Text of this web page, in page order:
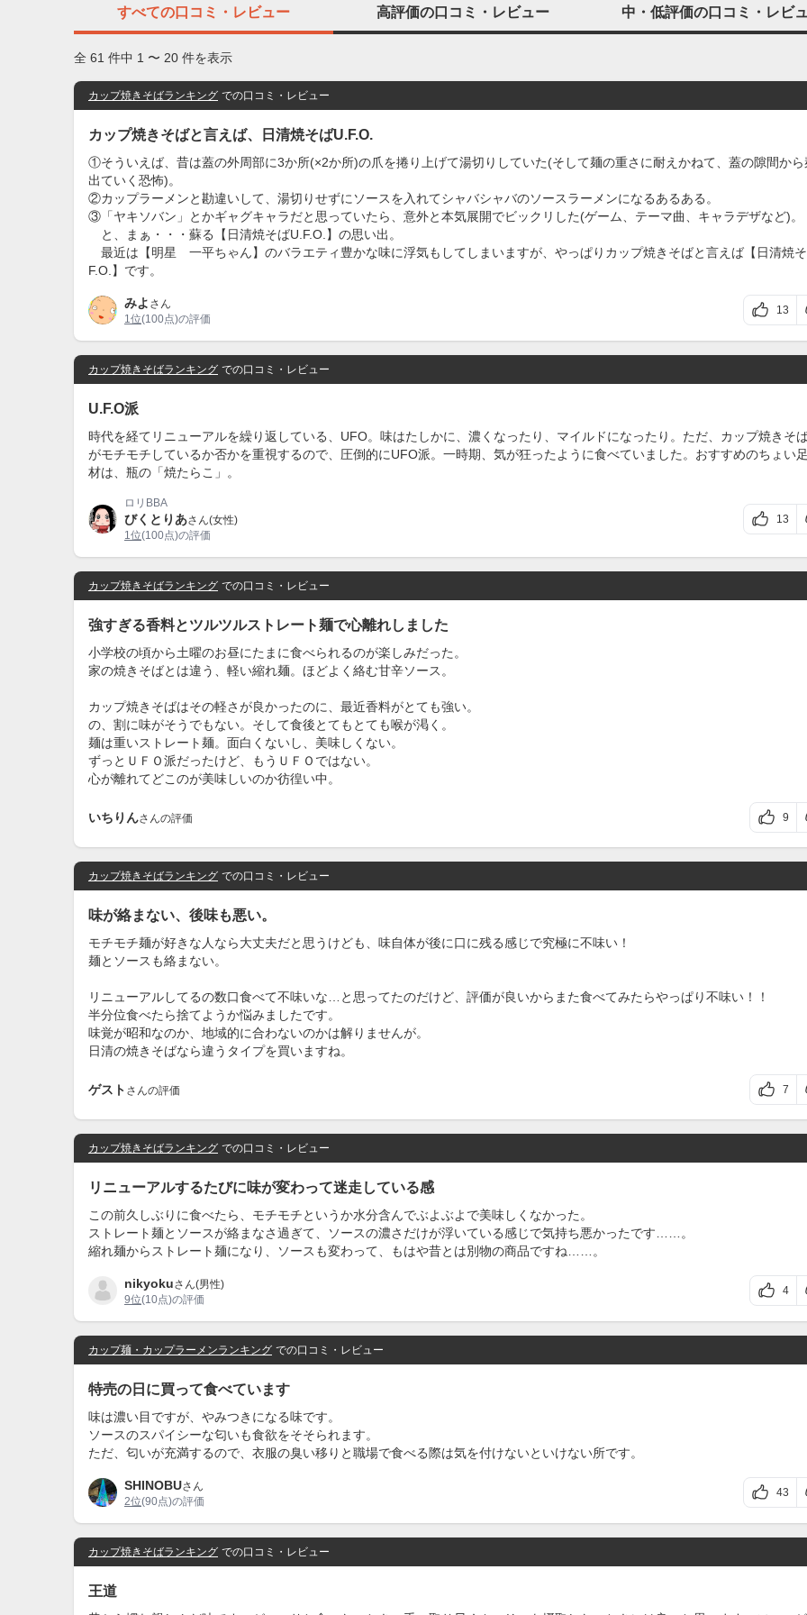
すべての口コミ・レビュー 高評価の口コミ・レビュー 中・低評価の口コミ・レビ
全 61 件中 1 〜 20 件を表示
カップ焼きそばランキング での口コミ・レビュー
カップ焼きそばと言えば、日清焼そばU.F.O.
①そういえば、昔は蓋の外周部に3か所(×2か所)の爪を捲り上げて湯切りしていた(そして麺の重さに耐えかねて、蓋の隙間から
出ていく恐怖)。
②カップラーメンと勘違いして、湯切りせずにソースを入れてシャバシャバのソースラーメンになるあるある。
③「ヤキソバン」とかギャグキャラだと思っていたら、意外と本気展開でビックリした(ゲーム、テーマ曲、キャラデザなど)。
と、まぁ・・・蘇る【日清焼そばU.F.O.】の思い出。
最近は【明星 一平ちゃん】のバラエティ豊かな味に浮気もしてしまいますが、やっぱりカップ焼きそばと言えば【日清焼そ
F.O.】です。
みよ さん
1位(100点)の評価
13
カップ焼きそばランキング での口コミ・レビュー
U.F.O派
時代を経てリニューアルを繰り返している、UFO。味はたしかに、濃くなったり、マイルドになったり。ただ、カップ焼きそ
がモチモチしているか否かを重視するので、圧倒的にUFO派。一時期、気が狂ったように食べていました。おすすめのちょい
材は、瓶の「焼たらこ」。
ロリBBA
びくとりあさん(女性)
1位(100点)の評価
13
カップ焼きそばランキング での口コミ・レビュー
強すぎる香料とツルツルストレート麺で心離れしました
小学校の頃から土曜のお昼にたまに食べられるのが楽しみだった。
家の焼きそばとは違う、軽い縮れ麺。ほどよく絡む甘辛ソース。
カップ焼きそばはその軽さが良かったのに、最近香料がとても強い。
の、割に味がそうでもない。そして食後とてもとても喉が渇く。
麺は重いストレート麺。面白くないし、美味しくない。
ずっとＵＦＯ派だったけど、もうＵＦＯではない。
心が離れてどこのが美味しいのか彷徨い中。
いちりんさんの評価 9
カップ焼きそばランキング での口コミ・レビュー
味が絡まない、後味も悪い。
モチモチ麺が好きな人なら大丈夫だと思うけども、味自体が後に口に残る感じで究極に不味い！
麺とソースも絡まない。
リニューアルしてるの数口食べて不味いな…と思ってたのだけど、評価が良いからまた食べてみたらやっぱり不味い！！
半分位食べたら捨てようか悩みましたです。
味覚が昭和なのか、地域的に合わないのかは解りませんが。
日清の焼きそばなら違うタイプを買いますね。
ゲスト さんの評価 7
カップ焼きそばランキング での口コミ・レビュー
リニューアルするたびに味が変わって迷走している感
この前久しぶりに食べたら、モチモチというか水分含んでぶよぶよで美味しくなかった。
ストレート麺とソースが絡まなさ過ぎて、ソースの濃さだけが浮いている感じで気持ち悪かったです……。
縮れ麺からストレート麺になり、ソースも変わって、もはや昔とは別物の商品ですね……。
nikyokuさん(男性)
9位(10点)の評価
4
カップ麺・カップラーメンランキング での口コミ・レビュー
特売の日に買って食べています
味は濃い目ですが、やみつきになる味です。
ソースのスパイシーな匂いも食欲をそそられます。
ただ、匂いが充満するので、衣服の臭い移りと職場で食べる際は気を付けないといけない所です。
SHINOBUさん
2位(90点)の評価
43
カップ焼きそばランキング での口コミ・レビュー
王道